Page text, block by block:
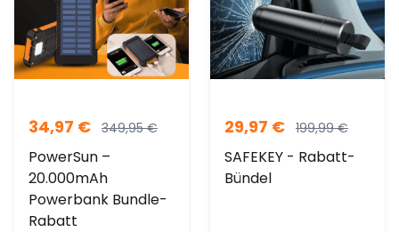
34,97 € 349,95€
PowerSun –
20.000mAh
Powerbank Bundle-
Rabatt
29,97 € 199,99€
SAFEKEY - Rabatt-
Bündel